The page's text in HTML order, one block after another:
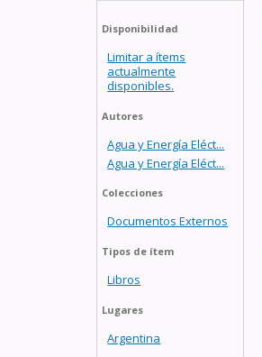
Disponibilidad
Limitar a ítems
actualmente
disponibles.
Autores
Agua y Energía Eléct...
Agua y Energía Eléct...
Colecciones
Documentos Externos
Tipos de ítem
Libros
Lugares
Argentina